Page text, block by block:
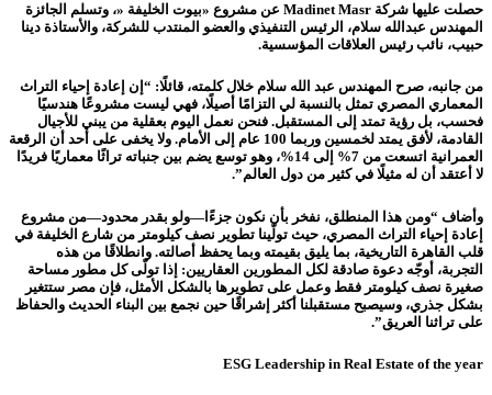
حصلت عليها شركة Madinet Masr عن مشروع «بيوت الخليفة «، وتسلم الجائزة
المهندس عبدالله سلام، الرئيس التنفيذي والعضو المنتدب للشركة، والأستاذة دينا
حبيب، نائب رئيس العلاقات المؤسسية.
من جانبه، صرح المهندس عبد الله سلام خلال كلمته، قائلًا: “إن إعادة إحياء التراث
المعماري المصري تمثل بالنسبة لي التزامًا أصيلًا، فهي ليست مشروعًا هندسيًا
فحسب، بل رؤية تمتد إلى المستقبل. فنحن نعمل اليوم بعقلية من يبني للأجيال
القادمة، لأفق يمتد لخمسين وربما 100 عام إلى الأمام. ولا يخفى على أحد أن الرقعة
العمرانية اتسعت من 7% إلى 14%، وهو توسع يضم بين جنباته تراثًا معماريًا فريدًا
لا أعتقد أن له مثيلًا في كثير من دول العالم”.
وأضاف “ومن هذا المنطلق، نفخر بأن نكون جزءًا—ولو بقدر محدود—من مشروع
إعادة إحياء التراث المصري، حيث تولّينا تطوير نصف كيلومتر من شارع الخليفة في
قلب القاهرة التاريخية، بما يليق بقيمته وبما يحفظ أصالته. وانطلاقًا من هذه
التجربة، أوجّه دعوة صادقة لكل المطورين العقاريين: إذا تولّى كل مطور مساحة
صغيرة نصف كيلومتر فقط وعمل على تطويرها بالشكل الأمثل، فإن مصر ستتغير
بشكل جذري، وسيصبح مستقبلنا أكثر إشراقًا حين نجمع بين البناء الحديث والحفاظ
على تراثنا العريق”.
ESG Leadership in Real Estate of the year